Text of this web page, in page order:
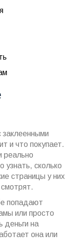
заклеенными
и что покупает.
узнать, сколько
страницы у них
попадают
или просто
деньги на
она или